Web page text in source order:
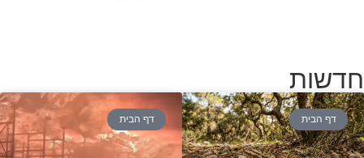
חדשות
דף הבית דף הבית